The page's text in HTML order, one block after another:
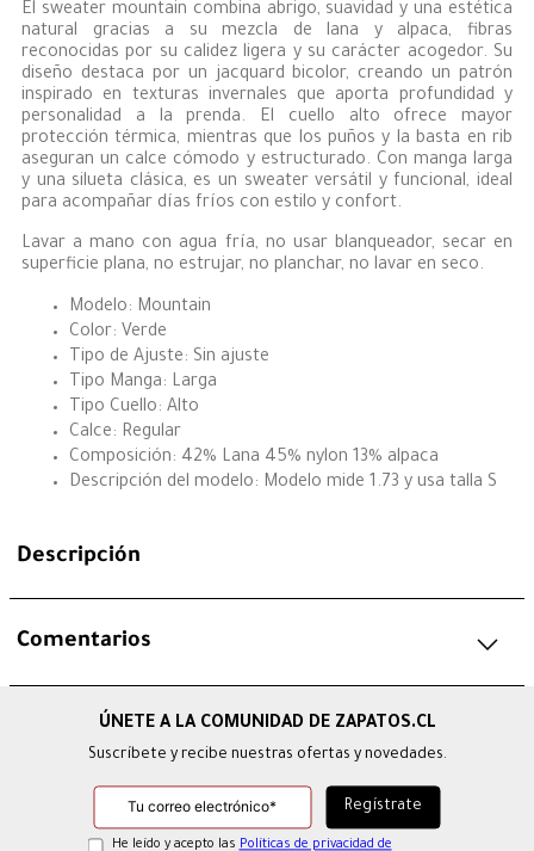
El sweater mountain combina abrigo, suavidad y una estética
natural gracias a su mezcla de lana y alpaca, fibras
reconocidas por su calidez ligera y su carácter acogedor. Su
diseño destaca por un jacquard bicolor, creando un patrón
inspirado en texturas invernales que aporta profundidad y
personalidad a la prenda. El cuello alto ofrece mayor
protección térmica, mientras que los puños y la basta en rib
aseguran un calce cómodo y estructurado. Con manga larga
y una silueta clásica, es un sweater versátil y funcional, ideal
para acompañar días fríos con estilo y confort.
Lavar a mano con agua fría, no usar blanqueador, secar en
superficie plana, no estrujar, no planchar, no lavar en seco.
Modelo: Mountain
Color: Verde
Tipo de Ajuste: Sin ajuste
Tipo Manga: Larga
Tipo Cuello: Alto
Calce: Regular
Composición: 42% Lana 45% nylon 13% alpaca
Descripción del modelo: Modelo mide 1.73 y usa talla S
Descripción
Comentarios
Suscríbete y recibe nuestras ofertas y novedades.
He leído y acepto las Políticas de privacidad de